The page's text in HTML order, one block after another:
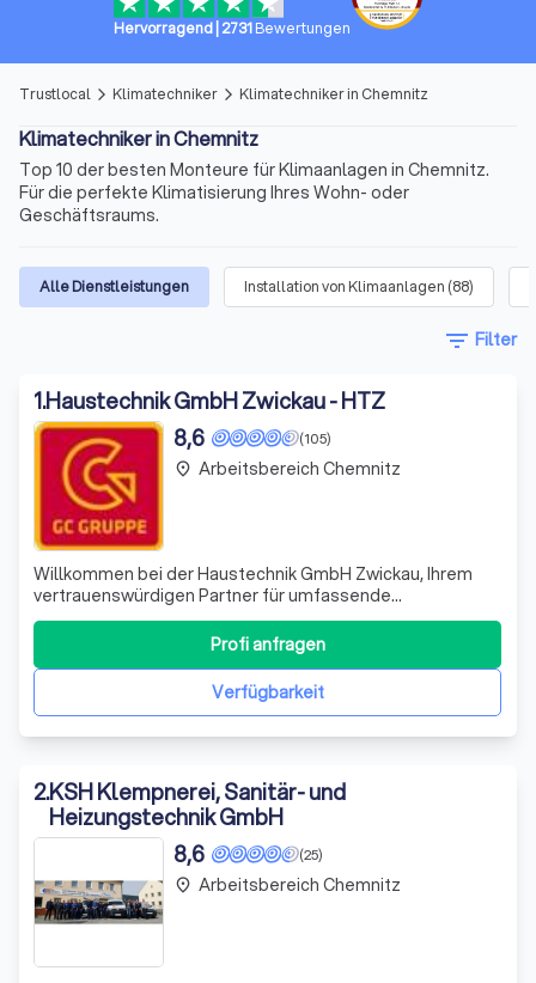
Hervorragend| 2731 Bewertungen
Trustlocal arrow_forward_ios Klimatechniker arrow_forward_ios Klimatechniker in Chemnitz
Klimatechniker in Chemnitz
Top 10 der besten Monteure für Klimaanlagen in Chemnitz.
Für die perfekte Klimatisierung Ihres Wohn- oder
Geschäftsraums.
Alle Dienstleistungen Installation von Klimaanlagen (88)
filter_list Filter
1.Haustechnik GmbH Zwickau - HTZ
(105)
8,6
Willkommen bei der Haustechnik GmbH Zwickau, Ihrem
vertrauenswürdigen Partner für umfassende
Gebäudetechniklösungen seit 1998. Wir spezialisieren uns
auf die Planung, Beratung und Ausführung von Projekten in
den Bereichen Sanitär-, Heizungs-, Klima- und
Lüftungstechnik. Unsere Expertise erstreckt si
Verfügbarkeit
Profi anfragen
place Arbeitsbereich Chemnitz
2.KSH Klempnerei, Sanitär- und
Heizungstechnik GmbH
(25)
8,6
place Arbeitsbereich Chemnitz